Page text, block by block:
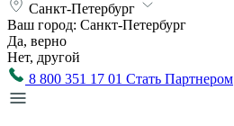
Санкт-Петербург
Ваш город: Санкт-Петербург
Да, верно
Нет, другой
8 800 351 17 01 Стать Партнером